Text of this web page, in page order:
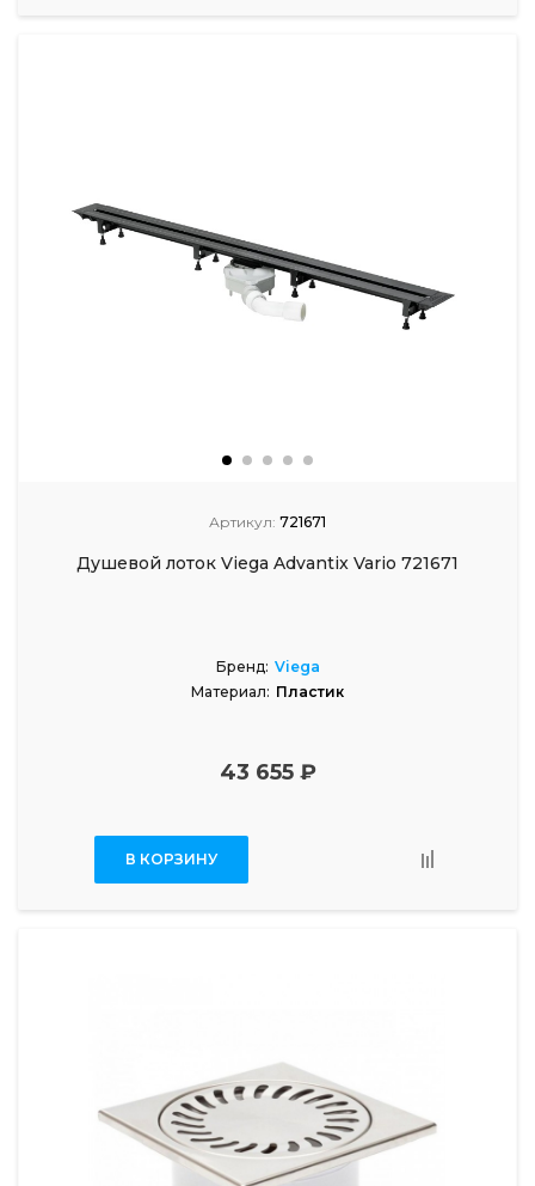
Артикул: 721671
Душевой лоток Viega Advantix Vario 721671
Бренд: Viega
Материал: Пластик
43 655 ₽
В КОРЗИНУ